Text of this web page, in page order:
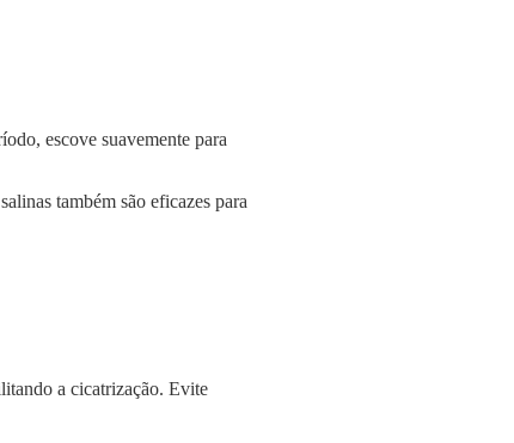
escove suavemente para
também são eficazes para
a cicatrização. Evite